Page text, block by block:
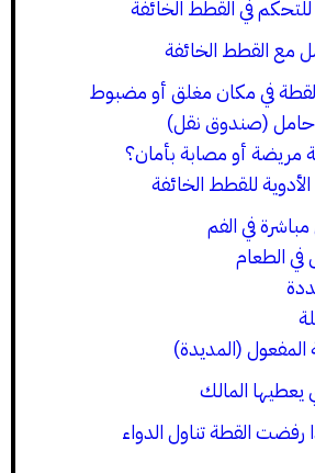
في القطط الخائفة
مع القطط الخائفة
في مكان مغلق أو مضبوط
(صندوق نقل)
أو مصابة بأمان؟
للقطط الخائفة
في الفم
في الطعام
(المديدة)
يعطيها المالك
رفضت القطة تناول الدواء